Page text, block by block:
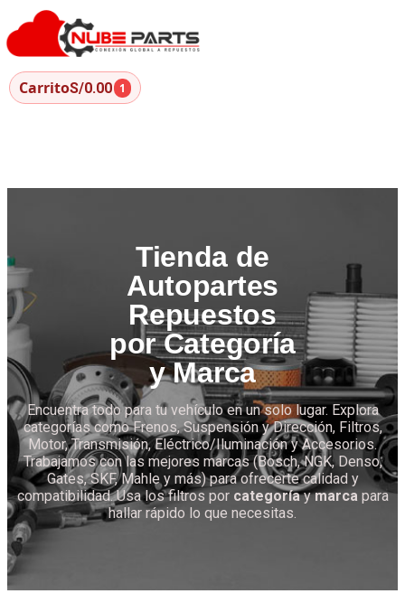
CarritoS/0.00 1
Tienda de
Autopartes
Repuestos
por Categoría
y Marca
Encuentra todo para tu vehículo en un solo lugar. Explora
categorías como Frenos, Suspensión y Dirección, Filtros,
Motor, Transmisión, Eléctrico/Iluminación y Accesorios.
Trabajamos con las mejores marcas (Bosch, NGK, Denso,
Gates, SKF, Mahle y más) para ofrecerte calidad y
compatibilidad. Usa los filtros por categoríaymarcapara
hallar rápido lo que necesitas.